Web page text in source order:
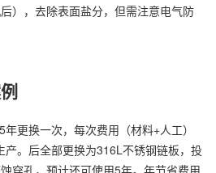
），去除表面盐分，但需注意电气防
更换一次，每次费用（材料+人工）
。后全部更换为316L不锈钢链板，投